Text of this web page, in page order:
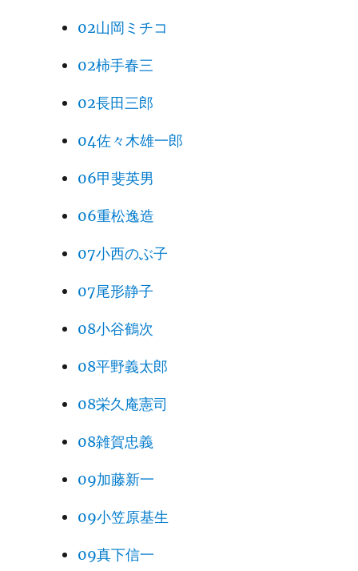
02山岡ミチコ
02柿手春三
02長田三郎
04佐々木雄一郎
06甲斐英男
06重松逸造
07小西のぶ子
07尾形静子
08小谷鶴次
08平野義太郎
08栄久庵憲司
08雑賀忠義
09加藤新一
09小笠原基生
09真下信一